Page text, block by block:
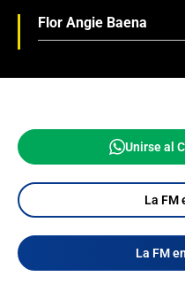
Flor Angie Baena
Unirse al
La FM
La FM